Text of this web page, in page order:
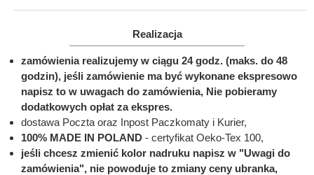
Realizacja
zamówienia realizujemy w ciągu 24 godz. (maks. do 48
godzin), jeśli zamówienie ma być wykonane ekspresowo
napisz to w uwagach do zamówienia, Nie pobieramy
dodatkowych opłat za ekspres.
dostawa Poczta oraz Inpost Paczkomaty i Kurier,
100% MADE IN POLAND - certyfikat Oeko-Tex 100,
jeśli chcesz zmienić kolor nadruku napisz w "Uwagi do
zamówienia", nie powoduje to zmiany ceny ubranka,